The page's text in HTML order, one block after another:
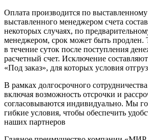
Оплата производится по
выставленного менеджером счета
некоторых случаях, по
менеджером, срок может быть продлен.
в течение суток после поступления
расчетный счет. Исключение
«Под заказ», для которых условия
В рамках долгосрочного
включая возможность отсрочки и
согласовываются индивидуально. Мы
гибкие условия, чтобы обеспечить
наших партнеров